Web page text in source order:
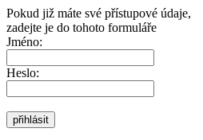
Pokud již máte své přístupové údaje,
zadejte je do tohoto formuláře
Jméno:
Heslo:
přihlásit